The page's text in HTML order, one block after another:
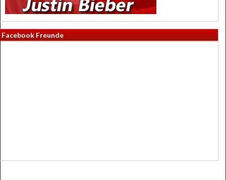
Facebook Freunde